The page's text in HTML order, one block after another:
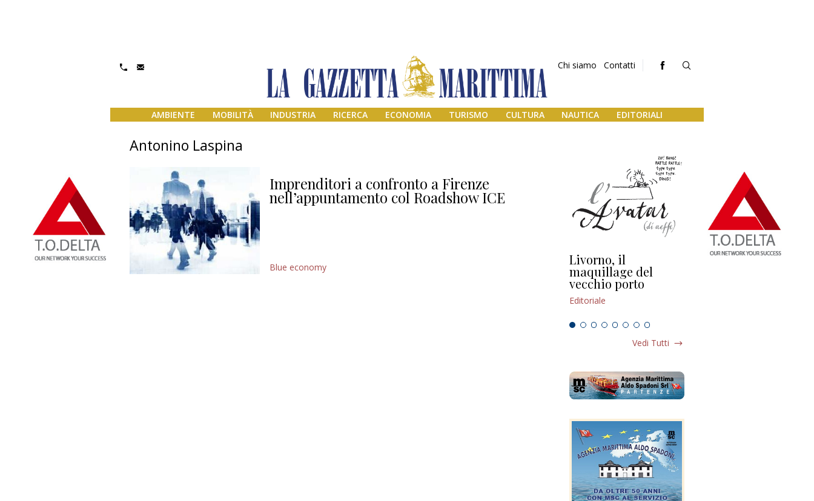
Chi siamo Contatti
AMBIENTE MOBILITÀ INDUSTRIA RICERCA ECONOMIA TURISMO CULTURA NAUTICA EDITORIALI
Antonino Laspina
Imprenditori a confronto a Firenze
nell’appuntamento col Roadshow ICE
Blue economy Livorno, il
maquillage del
vecchio porto
Editoriale
L’uscita di scena di
Vedi Tutti